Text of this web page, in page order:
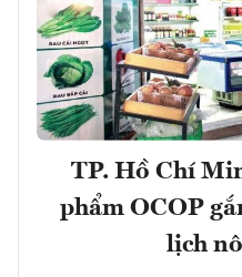
TP. Hồ Chí
phẩm OCOP
lịch